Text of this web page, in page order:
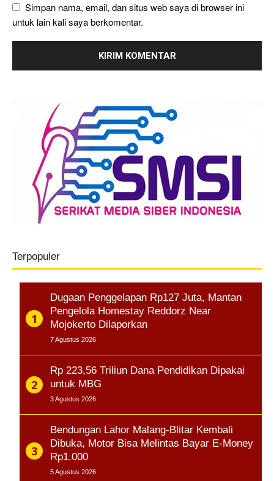
Simpan nama, email, dan situs web saya di browser ini
untuk lain kali saya berkomentar.
Terpopuler
Dugaan Penggelapan Rp127 Juta, Mantan
Pengelola Homestay Reddorz Near
Mojokerto Dilaporkan
7 Agustus 2026
Rp 223,56 Triliun Dana Pendidikan Dipakai
untuk MBG
3 Agustus 2026
Bendungan Lahor Malang-Blitar Kembali
Dibuka, Motor Bisa Melintas Bayar E-Money
Rp1.000
5 Agustus 2026